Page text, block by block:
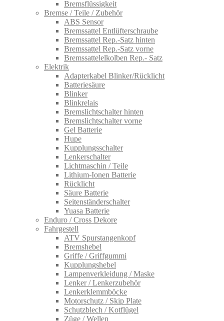
Bremsflüssigkeit
Bremse / Teile / Zubehör
ABS Sensor
Bremssattel Entlüfterschraube
Bremssattel Rep.-Satz hinten
Bremssattel Rep.-Satz vorne
Bremssattelelkolben Rep.- Satz
Elektrik
Adapterkabel Blinker/Rücklicht
Batteriesäure
Blinker
Blinkrelais
Bremslichtschalter hinten
Bremslichtschalter vorne
Gel Batterie
Hupe
Kupplungsschalter
Lenkerschalter
Lichtmaschin / Teile
Lithium-Ionen Batterie
Rücklicht
Säure Batterie
Seitenständerschalter
Yuasa Batterie
Enduro / Cross Dekore
Fahrgestell
ATV Spurstangenkopf
Bremshebel
Griffe / Griffgummi
Kupplungshebel
Lampenverkleidung / Maske
Lenker / Lenkerzubehör
Lenkerklemmböcke
Motorschutz / Skip Plate
Schutzblech / Kotflügel
Züge / Wellen